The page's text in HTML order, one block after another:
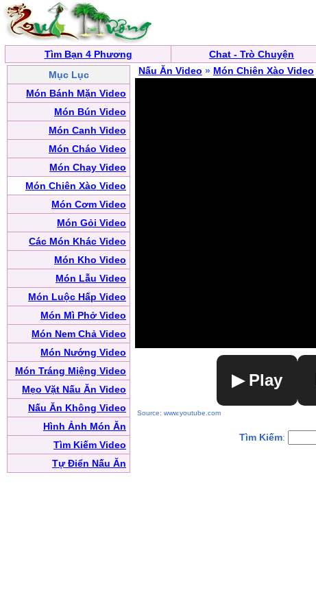
Tìm Bạn 4 Phương Chat - Trò Chuyện
Mục Lục
Món Bánh Mặn Video
Món Bún Video
Món Canh Video
Món Cháo Video
Món Chay Video
Món Chiên Xào Video
Món Cơm Video
Món Gỏi Video
Các Món Khác Video
Món Kho Video
Món Lẫu Video
Món Luộc Hấp Video
Món Mì Phở Video
Món Nem Chả Video
Món Nướng Video
Món Tráng Miệng Video
Mẹo Vặt Nấu Ăn Video
Nấu Ăn Không Video
Hình Ảnh Món Ăn
Tìm Kiếm Video
Tự Điển Nấu Ăn
Nấu Ăn Video » Món Chiên Xào Video
▶ Play
Source: www.youtube.com
Tìm Kiếm: